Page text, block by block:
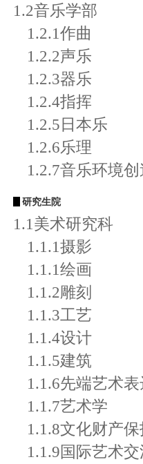
1.2音乐学部
1.2.1作曲
1.2.2声乐
1.2.3器乐
1.2.4指挥
1.2.5日本乐
1.2.6乐理
1.2.7音乐环境
研究生院
1.1美术研究科
1.1.1摄影
1.1.1绘画
1.1.2雕刻
1.1.3工艺
1.1.4设计
1.1.5建筑
1.1.6先端艺术
1.1.7艺术学
1.1.8文化财产
1.1.9国际艺术